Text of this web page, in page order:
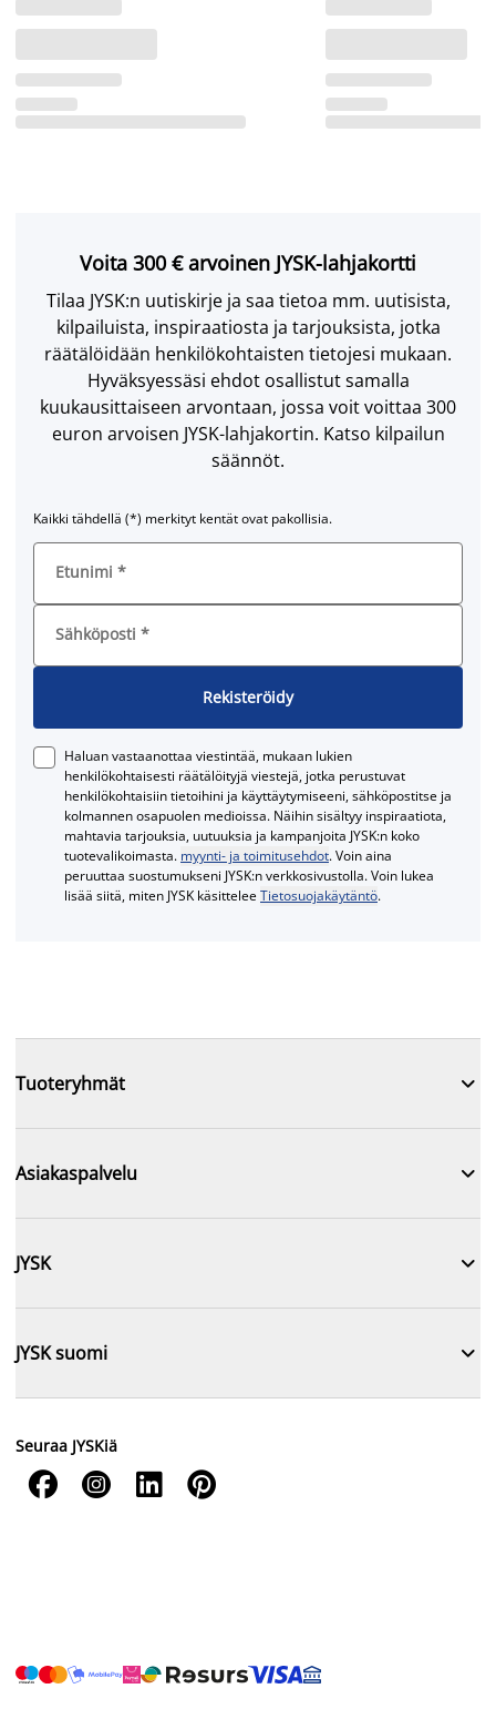
Voita 300 € arvoinen JYSK-lahjakortti
Tilaa JYSK:n uutiskirje ja saa tietoa mm. uutisista,
kilpailuista, inspiraatiosta ja tarjouksista, jotka
räätälöidään henkilökohtaisten tietojesi mukaan.
Hyväksyessäsi ehdot osallistut samalla
kuukausittaiseen arvontaan, jossa voit voittaa 300
euron arvoisen JYSK-lahjakortin. Katso kilpailun
säännöt.
Kaikki tähdellä (*) merkityt kentät ovat pakollisia.
Etunimi *
Sähköposti *
Rekisteröidy
Haluan vastaanottaa viestintää, mukaan lukien
henkilökohtaisesti räätälöityjä viestejä, jotka perustuvat
henkilökohtaisiin tietoihini ja käyttäytymiseeni, sähköpostitse ja
kolmannen osapuolen medioissa. Näihin sisältyy inspiraatiota,
mahtavia tarjouksia, uutuuksia ja kampanjoita JYSK:n koko
tuotevalikoimasta. myynti- ja toimitusehdot. Voin aina
peruuttaa suostumukseni JYSK:n verkkosivustolla. Voin lukea
lisää siitä, miten JYSK käsitteleeTietosuojakäytäntö.
Tuoteryhmät 
Asiakaspalvelu 
JYSK 
JYSK suomi 
Seuraa JYSKiä
   